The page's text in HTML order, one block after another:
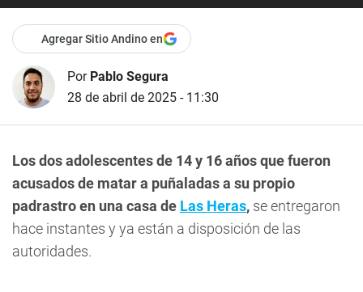
Agregar Sitio Andino en
Por Pablo Segura
28 de abril de 2025 - 11:30
Los dos adolescentes de 14 y 16 años que fueron
acusados de matar a puñaladas a su propio
padrastro en una casa de Las Heras, se entregaron
hace instantes y ya están a disposición de las
autoridades.